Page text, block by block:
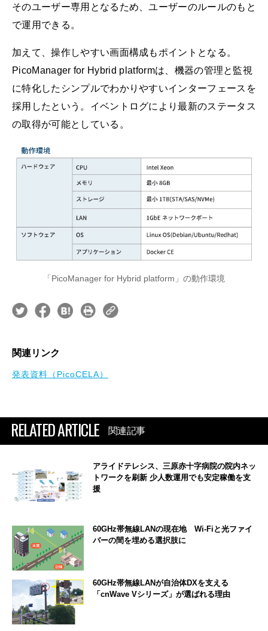
そのユーザー専用となるため、ユーザーのルールのもと
で運用できる。
加えて、操作しやすい画面構成もポイントとなる。
PicoManager for Hybrid platformは、機器の管理と監視
に特化したシンプルでわかりやすいインターフェースを
採用したという。イベントログにより最新のステータス
の取得が可能としている。
「PicoManager for Hybrid platform」の動作環境
関連リンク
発表資料（PicoCELA）
RELATED ARTICLE 関連記事
アライドテレシス、三原赤十字病院の院内ネッ
トワークを刷新 少人数運用でも安定稼働を支
援
60GHz帯無線LANの現在地 Wi-Fiと光ファイ
バーの間を埋める選択肢に
60GHz帯無線LANが自治体DXを支える
「cnWave Vシリーズ」が選ばれる理由